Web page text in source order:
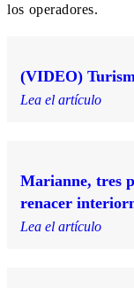
los operadores.
(VIDEO)
Lea el artículo
Marianne, tres
renacer
Lea el artículo